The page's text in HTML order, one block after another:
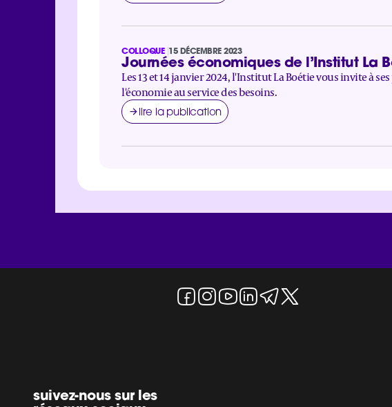
COLLOQUE 15 DÉCEMBRE 2023
Journées économiques de l’Institut La
Les 13 et 14 janvier 2024, l'Institut La Boétie vous invite à
l'économie au service des besoins.
lire la publication
suivez-nous sur les